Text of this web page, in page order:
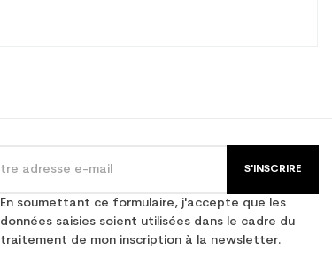
S'INSCRIRE
En soumettant ce formulaire, j'accepte que les
données saisies soient utilisées dans le cadre du
traitement de mon inscription à la newsletter.